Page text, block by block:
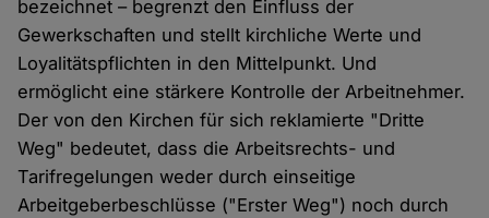
bezeichnet – begrenzt den Einfluss der
Gewerkschaften und stellt kirchliche Werte und
Loyalitätspflichten in den Mittelpunkt. Und
ermöglicht eine stärkere Kontrolle der Arbeitnehmer.
Der von den Kirchen für sich reklamierte "Dritte
Weg" bedeutet, dass die Arbeitsrechts- und
Tarifregelungen weder durch einseitige
Arbeitgeberbeschlüsse ("Erster Weg") noch durch